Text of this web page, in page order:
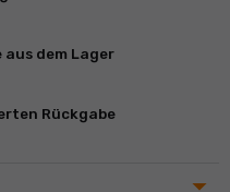
aus dem Lager
Rückgabe